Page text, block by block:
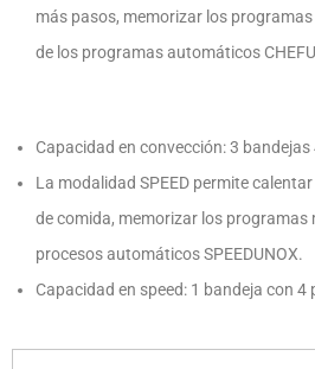
más pasos, memorizar los
de los programas automáticos
Capacidad en convección: 3 bandejas
La modalidad SPEED permite
de comida, memorizar los programas
procesos automáticos SPEEDUNOX.
Capacidad en speed: 1 bandeja con 4